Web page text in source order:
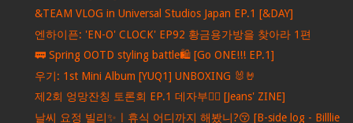
&TEAM VLOG in Universal Studios Japan EP.1 [&DAY]
엔하이픈: 'EN-O' CLOCK' EP92 황금용가방을 찾아라 1편
🚃 Spring OOTD styling battle🛍️ [Go ONE!!! EP.1]
우기: 1st Mini Album [YUQ1] UNBOXING 🐰🤘
제2회 엉망잔칭 토론회 EP.1 데자부🤦‍♀️ [Jeans' ZINE]
날씨 요정 빌리✨ㅣ휴식 어디까지 해봤니?😚 [B-side log - Billlie